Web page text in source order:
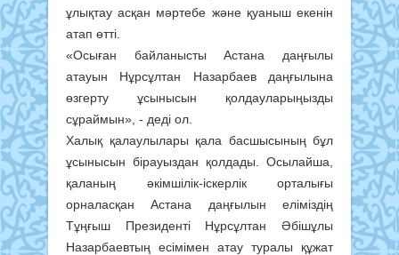
ұлықтау асқан мәртебе және қуаныш екенін
атап өтті.
«Осыған байланысты Астана даңғылы
атауын Нұрсұлтан Назарбаев даңғылына
өзгерту ұсынысын қолдауларыңызды
сұраймын», - деді ол.
Халық қалаулылары қала басшысының бұл
ұсынысын бірауыздан қолдады. Осылайша,
қаланың әкімшілік-іскерлік орталығы
орналасқан Астана даңғылын еліміздің
Тұңғыш Президенті Нұрсұлтан Әбішұлы
Назарбаевтың есімімен атау туралы құжат